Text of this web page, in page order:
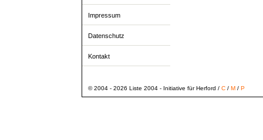
Impressum
Datenschutz
Kontakt
© 2004 - 2026 Liste 2004 - Initiative für Herford / C/ M/ P